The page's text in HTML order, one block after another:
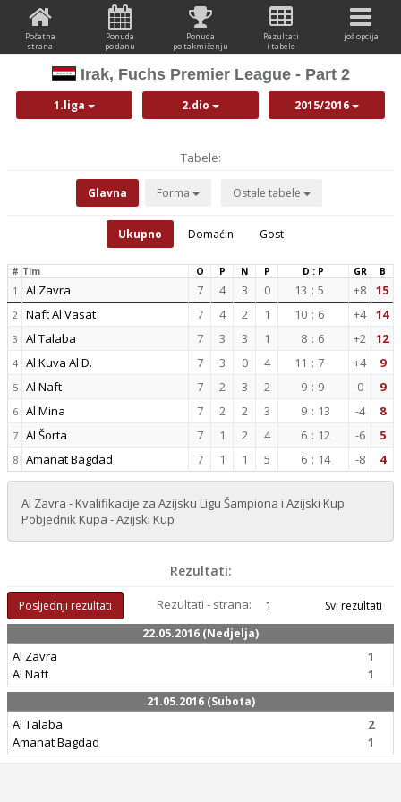
Početna
strana
Ponuda
po danu
Ponuda
po takmičenju
Rezultati
i tabele
još opcija
Irak, Fuchs Premier League - Part 2
1.liga 2.dio 2015/2016
Tabele:
Glavna Forma Ostale tabele
Ukupno Domaćin Gost
# Tim O P N P D : P GR B
1 Al Zavra 7 4 3 0 13 : 5 +8 15
2 Naft Al Vasat 7 4 2 1 10 : 6 +4 14
3 Al Talaba 7 3 3 1 8 : 6 +2 12
4 Al Kuva Al D. 7 3 0 4 11 : 7 +4 9
5 Al Naft 7 2 3 2 9 : 9 0 9
6 Al Mina 7 2 2 3 9 : 13 -4 8
7 Al Šorta 7 1 2 4 6 : 12 -6 5
8 Amanat Bagdad 7 1 1 5 6 : 14 -8 4
Al Zavra - Kvalifikacije za Azijsku Ligu Šampiona i Azijski Kup
Pobjednik Kupa - Azijski Kup
Rezultati:
Posljednji rezultati Rezultati - strana: 1
Svi rezultati
22.05.2016 (Nedjelja)
Al Zavra
Al Naft
1
1
21.05.2016 (Subota)
Al Talaba
Amanat Bagdad
2
1